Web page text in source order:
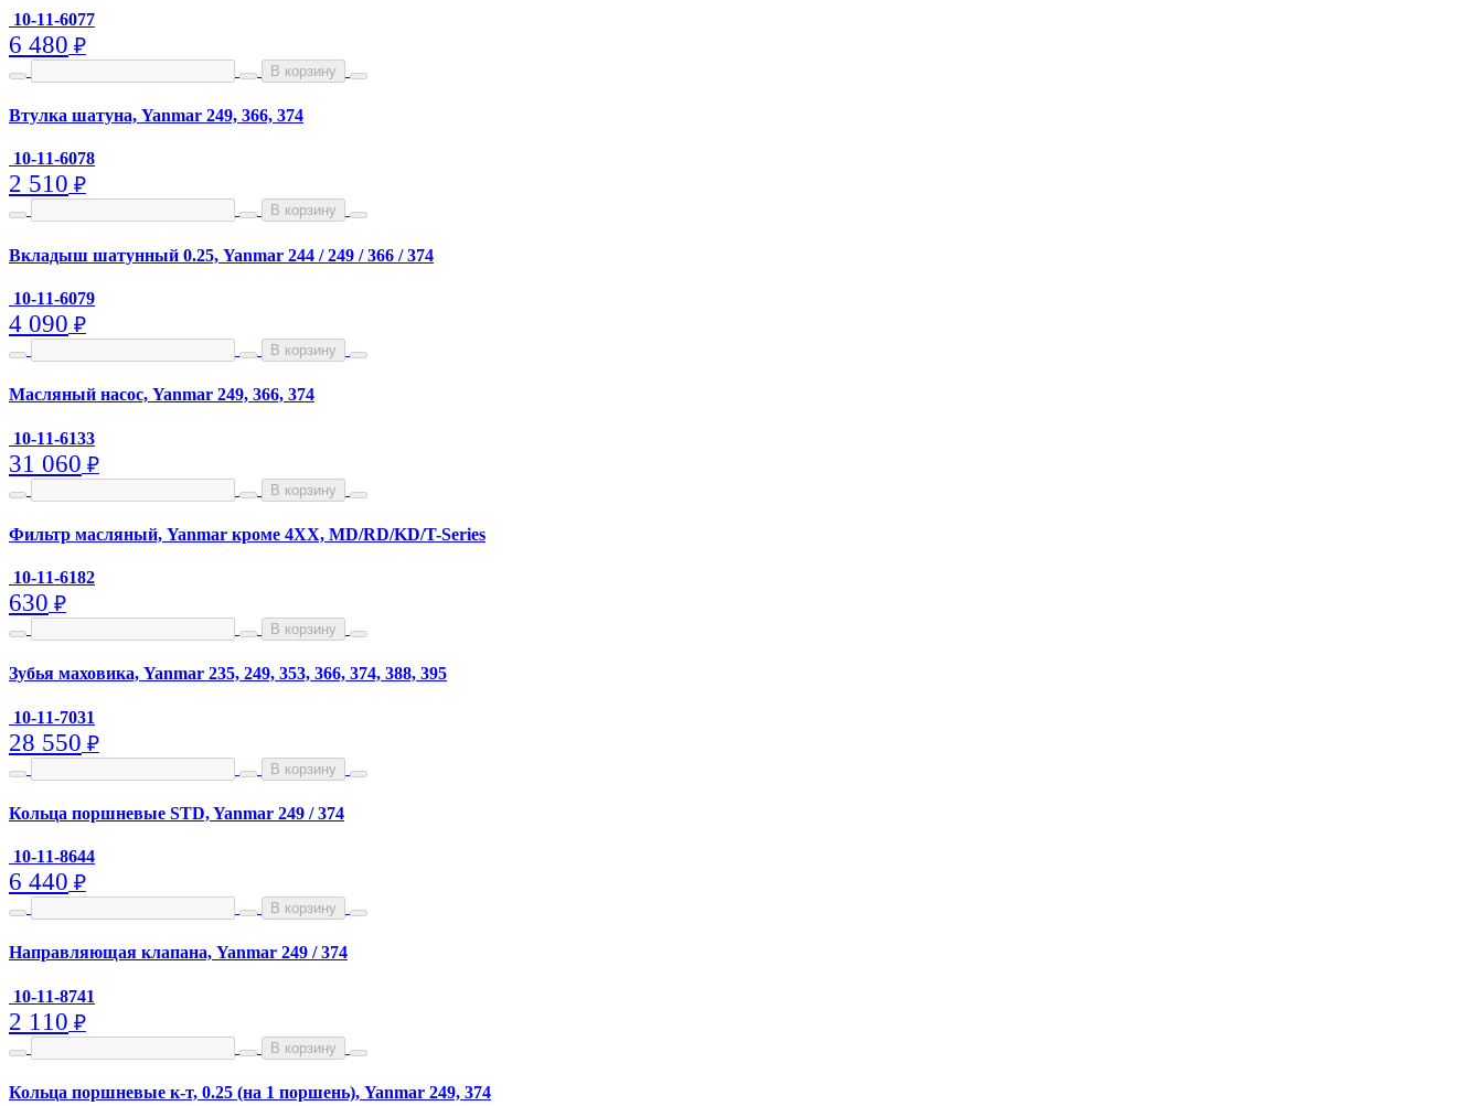
10-11-6077
6 480 ₽
В корзину
Втулка шатуна, Yanmar 249, 366, 374
10-11-6078
2 510 ₽
В корзину
Вкладыш шатунный 0.25, Yanmar 244 / 249 / 366 / 374
10-11-6079
4 090 ₽
В корзину
Масляный насос, Yanmar 249, 366, 374
10-11-6133
31 060 ₽
В корзину
Фильтр масляный, Yanmar кроме 4XX, MD/RD/KD/T-Series
10-11-6182
630 ₽
В корзину
Зубья маховика, Yanmar 235, 249, 353, 366, 374, 388, 395
10-11-7031
28 550 ₽
В корзину
Кольца поршневые STD, Yanmar 249 / 374
10-11-8644
6 440 ₽
В корзину
Направляющая клапана, Yanmar 249 / 374
10-11-8741
2 110 ₽
В корзину
Кольца поршневые к-т, 0.25 (на 1 поршень), Yanmar 249, 374